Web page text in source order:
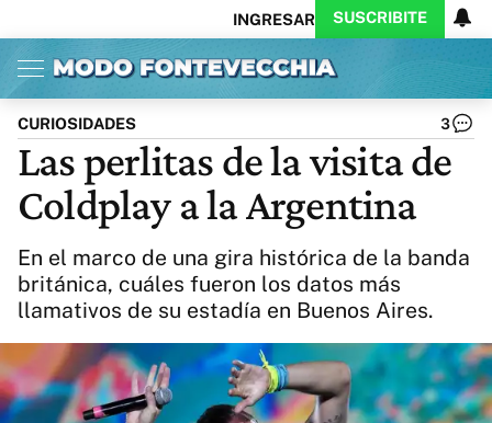
INGRESAR SUSCRIBITE
Inicio Ahora
Opinión
Política
Ciencia
Cultura
Arte
Educación
Internacional
Clima
Deportes
CARAS
Exitoina
Turismo
Videos
Córdoba
Reperfilar
Business
Noticias
Caras
Exitoina
Gaming
Vivo
Diario del Juicio
Actualidad
CURIOSIDADES 3
Las perlitas de la visita de
Coldplay a la Argentina
En el marco de una gira histórica de la banda
británica, cuáles fueron los datos más
llamativos de su estadía en Buenos Aires.